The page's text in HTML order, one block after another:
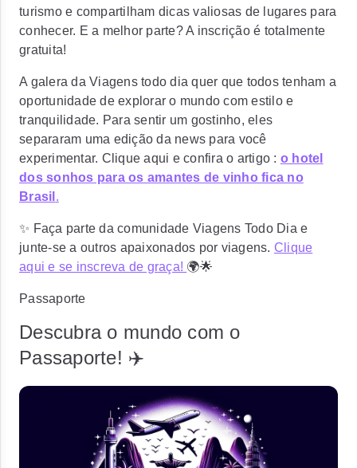
turismo e compartilham dicas valiosas de lugares para
conhecer. E a melhor parte? A inscrição é totalmente
gratuita!
A galera da Viagens todo dia quer que todos tenham a
oportunidade de explorar o mundo com estilo e
tranquilidade. Para sentir um gostinho, eles
separaram uma edição da news para você
experimentar. Clique aqui e confira o artigo : o hotel
dos sonhos para os amantes de vinho fica no
Brasil .
✨ Faça parte da comunidade Viagens Todo Dia e
junte-se a outros apaixonados por viagens. Clique
aqui e se inscreva de graça! 🌍🌟
Passaporte
Descubra o mundo com o
Passaporte! ✈️